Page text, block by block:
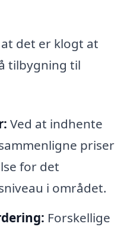
det er klogt at
tilbygning til
Ved at indhente
priser
for det
i området.
Forskellige